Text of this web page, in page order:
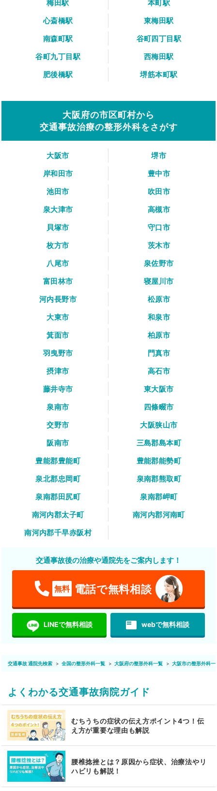
梅田駅
本町駅
心斎橋駅
東梅田駅
南森町駅
谷町四丁目駅
谷町九丁目駅
西梅田駅
肥後橋駅
堺筋本町駅
大阪府の市区町村から
交通事故治療の整形外科をさがす
大阪市
堺市
岸和田市
豊中市
池田市
吹田市
泉大津市
高槻市
貝塚市
守口市
枚方市
茨木市
八尾市
泉佐野市
富田林市
寝屋川市
河内長野市
松原市
大東市
和泉市
箕面市
柏原市
羽曳野市
門真市
摂津市
高石市
藤井寺市
東大阪市
泉南市
四條畷市
交野市
大阪狭山市
阪南市
三島郡島本町
豊能郡豊能町
豊能郡能勢町
泉北郡忠岡町
泉南郡熊取町
泉南郡田尻町
泉南郡岬町
南河内郡太子町
南河内郡河南町
南河内郡千早赤阪村
交通事故後の治療や通院先をご案内します！
無料 電話で無料相談
LINEで無料相談 featured_play_list webで無料相談
交通事故 通院先検索 全国の整形外科一覧 大阪府の整形外科一覧 大阪市の整形外科一
よくわかる交通事故病院ガイド
むちうちの症状の伝え方ポイント4つ！伝
え方が重要な理由も解説
腰椎捻挫とは？原因から症状、治療法やリ
ハビリも解説！